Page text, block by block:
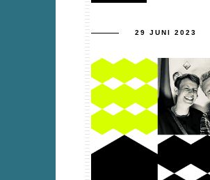
29 JUNI 2023